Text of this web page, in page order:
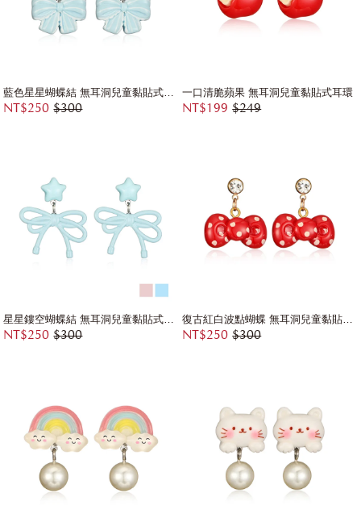
NT$250 $300
一口清脆蘋果 無耳洞兒童黏貼式耳環
NT$199 $249
星星鏤空蝴蝶結 無耳洞兒童黏貼式耳環
NT$250 $300
復古紅白波點蝴蝶 無耳洞兒童黏貼式耳環
NT$250 $300